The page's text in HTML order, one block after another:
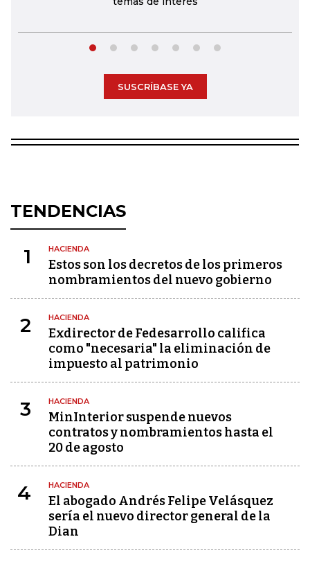
SUSCRÍBASE YA
TENDENCIAS
1 HACIENDA
Estos son los decretos de los primeros
nombramientos del nuevo gobierno
2 HACIENDA
Exdirector de Fedesarrollo califica
como "necesaria" la eliminación de
impuesto al patrimonio
3 HACIENDA
MinInterior suspende nuevos
contratos y nombramientos hasta el
20 de agosto
4 HACIENDA
El abogado Andrés Felipe Velásquez
sería el nuevo director general de la
Dian